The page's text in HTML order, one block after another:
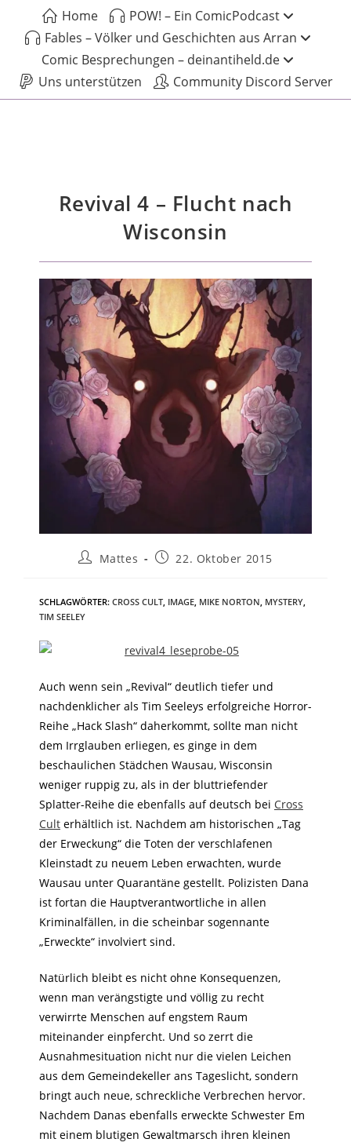
Home
POW! – Ein ComicPodcast
Fables – Völker und Geschichten aus Arran
Comic Besprechungen – deinantiheld.de
Uns unterstützen
Community Discord Server
Revival 4 – Flucht nach
Wisconsin
Mattes 22. Oktober 2015
SCHLAGWÖRTER: CROSS CULT, IMAGE, MIKE NORTON, MYSTERY,
TIM SEELEY
Auch wenn sein „Revival“ deutlich tiefer und
nachdenklicher als Tim Seeleys erfolgreiche Horror-
Reihe „Hack Slash“ daherkommt, sollte man nicht
dem Irrglauben erliegen, es ginge in dem
beschaulichen Städchen Wausau, Wisconsin
weniger ruppig zu, als in der bluttriefender
Splatter-Reihe die ebenfalls auf deutsch bei Cross
Cult erhältlich ist. Nachdem am historischen „Tag
der Erweckung“ die Toten der verschlafenen
Kleinstadt zu neuem Leben erwachten, wurde
Wausau unter Quarantäne gestellt. Polizisten Dana
ist fortan die Hauptverantwortliche in allen
Kriminalfällen, in die scheinbar sogennante
„Erweckte“ involviert sind.
Natürlich bleibt es nicht ohne Konsequenzen,
wenn man verängstigte und völlig zu recht
verwirrte Menschen auf engstem Raum
miteinander einpfercht. Und so zerrt die
Ausnahmesituation nicht nur die vielen Leichen
aus dem Gemeindekeller ans Tageslicht, sondern
bringt auch neue, schreckliche Verbrechen hervor.
Nachdem Danas ebenfalls erweckte Schwester Em
mit einem blutigen Gewaltmarsch ihren kleinen